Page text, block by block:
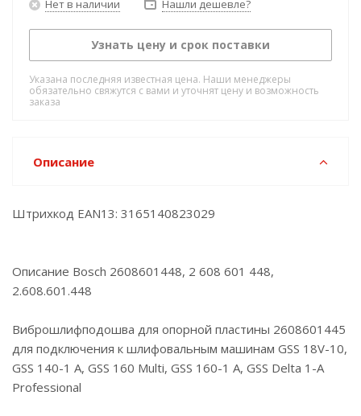
Нет в наличии Нашли дешевле?
Узнать цену и срок поставки
Указана последняя известная цена. Наши менеджеры
обязательно свяжутся с вами и уточнят цену и возможность
заказа
Описание
Штрихкод EAN13: 3165140823029
Описание Bosch 2608601448, 2 608 601 448,
2.608.601.448
Виброшлифподошва для опорной пластины 2608601445
для подключения к шлифовальным машинам GSS 18V-10,
GSS 140-1 A, GSS 160 Multi, GSS 160-1 A, GSS Delta 1-A
Professional